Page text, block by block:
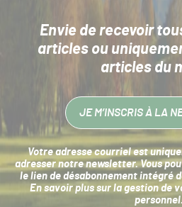
Envie de recevoir
articlesou
articles du
JE M’INSCRIS À LA
Votre adresse courriel est
adresser notre newsletter. Vous
le lien de désabonnement intégré
En savoir plus sur la gestion de
personnel.